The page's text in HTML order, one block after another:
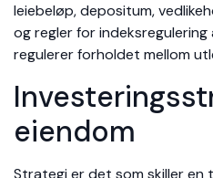
leiebeløp, depositum,
og regler for indeksregulering
regulerer forholdet mellom
eiendom
Strategi er det som skiller en